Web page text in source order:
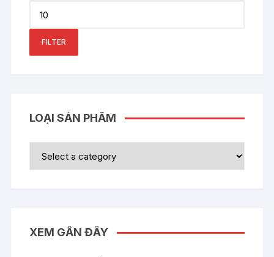
FILTER
LOẠI SẢN PHẨM
XEM GẦN ĐÂY